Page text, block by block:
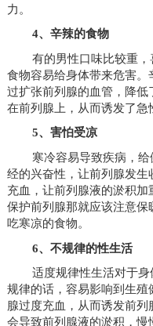
力。
4、辛辣的食物
有的男性口味比较重
食物容易给身体带来危害
过扩张前列腺的血管，降
在前列腺上，从而诱发了急
5、害怕受凉
寒冷容易导致疾病，
经的兴奋性，让前列腺发
充血，让前列腺液的淤积
保护前列腺那就应该注意
吃寒凉的食物。
6、不规律的性生活
适度规律性生活对于
规律的话，容易影响到生殖
腺过度充血，从而诱发前
会导致前列腺液的淤积，